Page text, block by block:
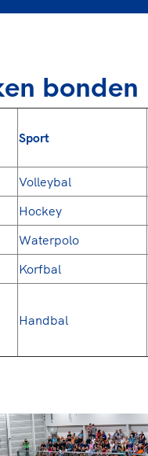
bonden
Sport
Volleybal
Hockey
Waterpolo
Korfbal
Handbal